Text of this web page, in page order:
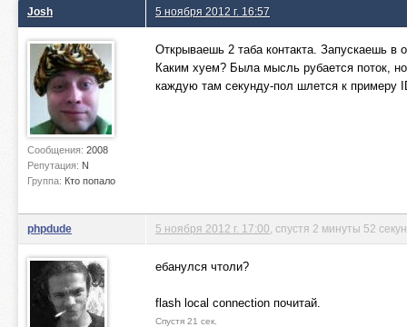
Josh
Сообщения: 2008
Репутация: N
Группа: Кто попало
5 ноября 2012 г. 16:57
Открываешь 2 таба контакта. Запускаешь в
Каким хуем? Была мысль рубается поток,
каждую там секунду-пол шлется к примеру
phpdude 5 ноября 2012 г. 17:00 , спустя 2 минуты 52
ебанулся чтоли?
flash local connection почитай.
Спустя 21 сек.